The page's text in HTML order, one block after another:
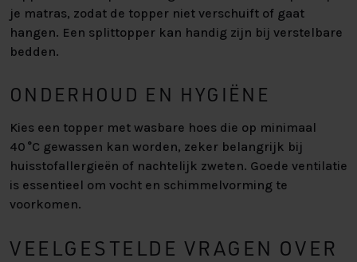
je matras, zodat de topper niet verschuift of gaat
hangen. Een splittopper kan handig zijn bij verstelbare
bedden.
ONDERHOUD EN HYGIËNE
Kies een topper met wasbare hoes die op minimaal
40 °C gewassen kan worden, zeker belangrijk bij
huisstofallergieën of nachtelijk zweten. Goede ventilatie
is essentieel om vocht en schimmelvorming te
voorkomen.
VEELGESTELDE VRAGEN OVER